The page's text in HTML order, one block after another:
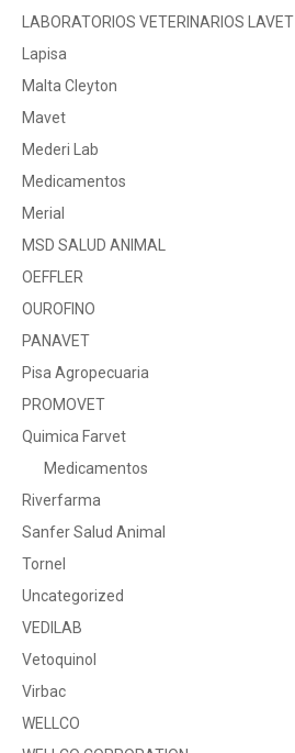
LABORATORIOS VETERINARIOS LAVET
Lapisa
Malta Cleyton
Mavet
Mederi Lab
Medicamentos
Merial
MSD SALUD ANIMAL
OEFFLER
OUROFINO
PANAVET
Pisa Agropecuaria
PROMOVET
Quimica Farvet
Medicamentos
Riverfarma
Sanfer Salud Animal
Tornel
Uncategorized
VEDILAB
Vetoquinol
Virbac
WELLCO